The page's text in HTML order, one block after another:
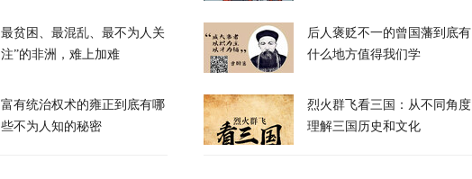
炸河床、停核电、运费暴涨……百年一遇大旱席卷欧洲重创
最贫困、最混乱、最不为人关
注”的非洲，难上加难
后人褒贬不一的曾国藩到底有
什么地方值得我们学
富有统治权术的雍正到底有哪
些不为人知的秘密
烈火群飞看三国：从不同角度
理解三国历史和文化